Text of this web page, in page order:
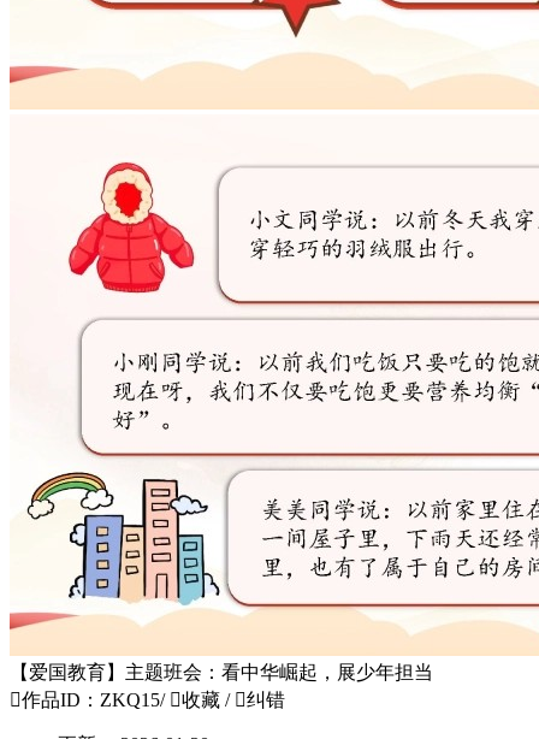
【爱国教育】主题班会：看中华崛起，展少年担当
作品ID：ZKQ15/ 收藏 / 纠错